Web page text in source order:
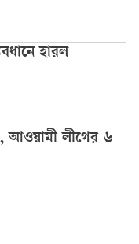
হারল
আওয়ামী লীগের ৬